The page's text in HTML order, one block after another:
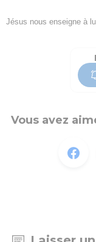
Jésus nous enseigne à
Vous avez